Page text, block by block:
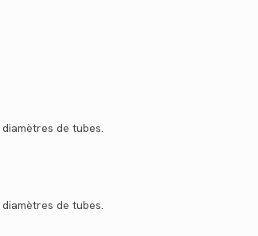
de tubes.
de tubes.